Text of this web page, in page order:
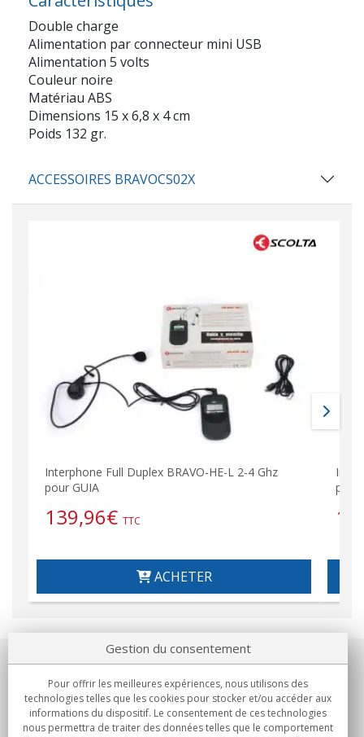
Double charge
Alimentation par connecteur mini USB
Alimentation 5 volts
Couleur noire
Matériau ABS
Dimensions 15 x 6,8 x 4 cm
Poids 132 gr.
ACCESSOIRES BRAVOCS02X
Interphone Full Duplex BRAVO-HE-L 2-4 Ghz
pour GUIA
139,96€ TTC
ACHETER
pour
Notre société
Engagements
Gestion du consentement
Pour offrir les meilleures expériences, nous utilisons des
technologies telles que les cookies pour stocker et/ou accéder aux
informations du dispositif. Le consentement de ces technologies
nous permettra de traiter des données telles que le comportement